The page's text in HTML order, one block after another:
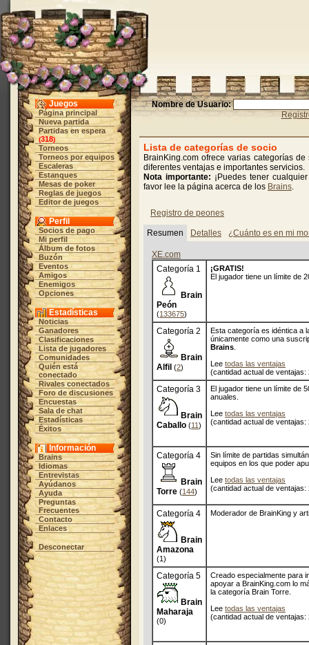
Juegos
Página principal
Nueva partida
Partidas en espera
(318)
Torneos
Torneos por equipos
Escaleras
Estanques
Mesas de poker
Reglas de juegos
Editor de juegos
Perfil
Socios de pago
Mi perfil
Álbum de fotos
Buzón
Eventos
Amigos
Enemigos
Opciones
Estadísticas
Noticias
Ganadores
Clasificaciones
Lista de jugadores
Comunidades
Quién está
conectado
Rivales conectados
Foro de discusiones
Encuestas
Sala de chat
Estadísticas
Éxitos
Información
Brains
Idiomas
Entrevistas
Ayúdanos
Ayuda
Preguntas
Frecuentes
Contacto
Enlaces
Desconectar
Nombre de Usuario:
Lista de categorías de socio
BrainKing.com ofrece varias categorías
diferentes ventajas e importantes servicios.
Nota importante: ¡Puedes tener
favor lee la página acerca de los Brains.
Registro de peones
Resumen Detalles ¿Cuánto es en mi
XE.com
Categoría 1
Brain
Peón
(133675)
¡GRATIS!
El jugador tiene un límite de
Categoría 2
Brain
Alfil (2)
Esta categoría es idéntica a
únicamente como una
Brains
Lee todas las ventajas
(cantidad actual de ventajas:
Categoría 3
Brain
Caballo (11)
El jugador tiene un límite de
anuales.
Lee todas las ventajas
(cantidad actual de ventajas:
Categoría 4
Brain
Torre (144)
Sin límite de partidas
equipos en los que poder
Lee todas las ventajas
(cantidad actual de ventajas:
Categoría 4
Brain
Amazona
(1)
Moderador de BrainKing y
Categoría 5
Brain
Maharaja
(0)
Creado especialmente para
apoyar a BrainKing.com lo
la categoría Brain Torre.
Lee todas las ventajas
(cantidad actual de ventajas: